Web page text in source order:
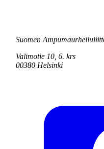
Suomen
Valimotie 10, 6. krs
00380 Helsinki